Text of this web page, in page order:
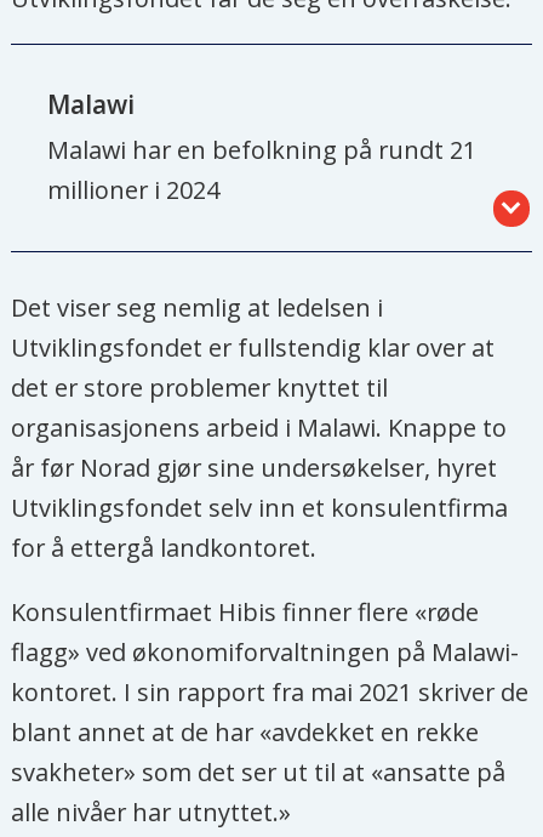
Malawi
Malawi har en befolkning på rundt 21
millioner i 2024
Er et av de fattigste landene i verden.
Omtrent halvparten av befolkningen
lever i multidimensjonal fattigdom.
Landbruk er den viktigste næringen i
Malawi, og sysselsetter omtrent 80
prosent av befolkningen.
I 2023 mottok Malawi 546 millioner
brukes blant annet på helse,
utdanning og landbruk
Kilde: Norad, FN.
Det viser seg nemlig at ledelsen i
Utviklingsfondet er fullstendig klar over at
det er store problemer knyttet til
organisasjonens arbeid i Malawi. Knappe to
år før Norad gjør sine undersøkelser, hyret
Utviklingsfondet selv inn et konsulentfirma
for å ettergå landkontoret.
Konsulentfirmaet Hibis finner flere «røde
flagg» ved økonomiforvaltningen på Malawi-
kontoret. I sin rapport fra mai 2021 skriver de
blant annet at de har «avdekket en rekke
svakheter» som det ser ut til at «ansatte på
alle nivåer har utnyttet.»